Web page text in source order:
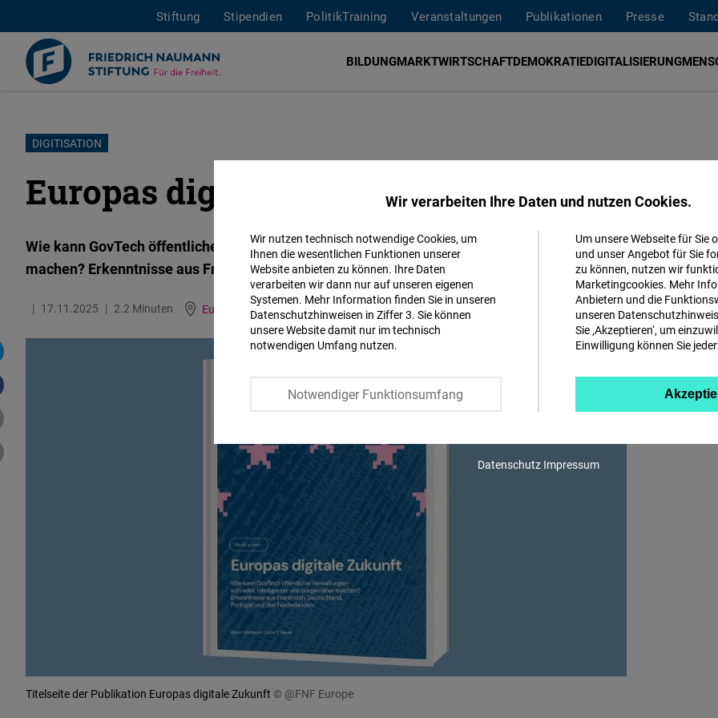
Direkt
Inhalt
Stiftung Stipendien PolitikTraining Veranstaltungen Publikationen Presse
BILDUNGMARKTWIRTSCHAFTDEMOKRATIEDIGITALISIERUNG
DIGITISATION
Europas digitale Zukunft
Wie kann GovTech öffentliche Verwaltungen schneller, intelligenter und bürgernäher
machen? Erkenntnisse aus Frankreich, Deutschland, Portugal und den Niederlanden.
17.11.2025 2.2 Minuten Europa Englisch
Titelseite der Publikation Europas digitale Zukunft © @FNF Europe
Wir verarbeiten Ihre Daten und nutzen Cookies.
Wir nutzen technisch notwendige Cookies, um
Ihnen die wesentlichen Funktionen unserer
Website anbieten zu können. Ihre Daten
verarbeiten wir dann nur auf unseren eigenen
Systemen. Mehr Information finden Sie in unseren
Datenschutzhinweisen in Ziffer 3. Sie können
unsere Website damit nur im technisch
notwendigen Umfang nutzen.
Notwendiger Funktionsumfang
Um unsere Webseite für Sie
und unser Angebot für Sie
zu können, nutzen wir
Marketingcookies. Mehr
Anbietern und die
unseren
Sie ‚Akzeptieren‘, um
Einwilligung können Sie
Matomo
Facebook
Embed
Embed
Instagram
Cloudinary
Akzeptieren
Datenschutz Impressum